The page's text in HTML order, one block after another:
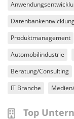
Produktmanagement
Automobilindustrie
Beratung/Consulting
IT Branche
Top